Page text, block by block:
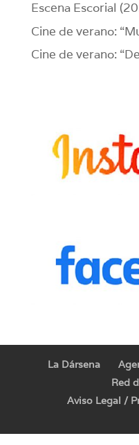
Escena Escorial
Cine de verano:
Cine de verano:
La Dársena
Red
Aviso Legal /